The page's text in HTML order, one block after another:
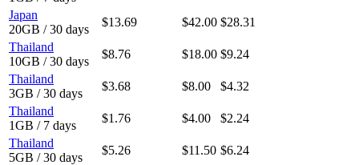
Japan
20GB / 30 days
$13.69 $42.00 $28.31
Thailand
10GB / 30 days
$8.76 $18.00 $9.24
Thailand
3GB / 30 days
$3.68 $8.00
$4.32
Thailand
1GB / 7 days
$1.76 $4.00
$2.24
Thailand
5GB / 30 days
$5.26 $11.50 $6.24